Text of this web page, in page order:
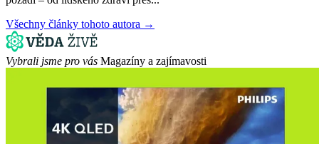
Všechny články tohoto autora →
Vybrali jsme pro vás Magazíny a zajímavosti